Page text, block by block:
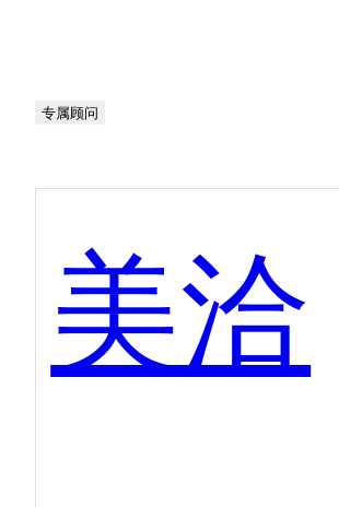
专属顾问
美洽